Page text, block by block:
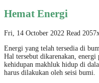
Hemat Energi
Fri, 14 October 2022 Read
Energi yang telah tersedia di
Hal tersebut dikarenakan,
kehidupan makhluk hidup di
harus dilakukan oleh seisi bumi.